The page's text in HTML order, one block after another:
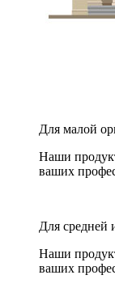
Для малой
Наши
ваших
Для средней
Наши
ваших